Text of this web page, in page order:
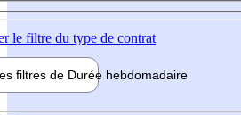
le filtre du type de contrat
filtres de Durée hebdomadaire